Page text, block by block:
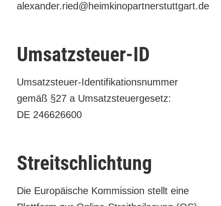
alexander.ried@heimkinopartnerstuttgart.de
Umsatzsteuer-ID
Umsatzsteuer-Identifikationsnummer
gemäß §27 a Umsatzsteuergesetz:
DE 246626600
Streitschlichtung
Die Europäische Kommission stellt eine